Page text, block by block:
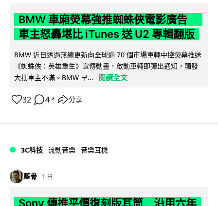
BMW 車廂熒幕強推蜘蛛俠電影廣告
車主怒轟堪比 iTunes 送 U2 專輯翻版
BMW 近日透過無線更新向全球逾 70 個市場車輛中控熒幕推送
《蜘蛛俠：英雄重生》宣傳動畫，啟動車輛即彈出通知，觸發
大批車主不滿。BMW 早...
閱讀全文
32 4 ↗ 分享
3C科技 流動音樂 音樂耳機
藍骨 1 日
Sony 傳推平價復刻版耳筒 沿用六年